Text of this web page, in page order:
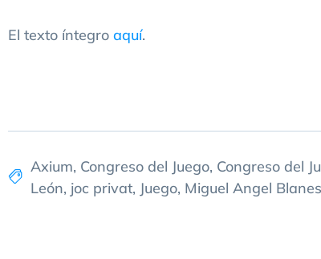
El texto íntegro aquí.
Axium, Congreso del Juego, Congreso del
León, joc privat, Juego, Miguel Angel Blanes